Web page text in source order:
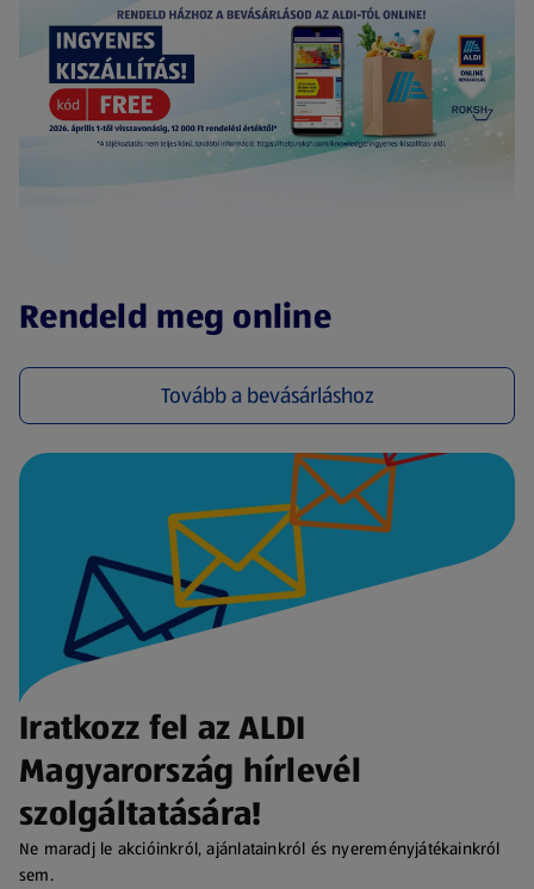
Rendeld meg online
Tovább a bevásárláshoz
(új oldalon nyílik meg)
Iratkozz fel az ALDI
Magyarország hírlevél
szolgáltatására!
Ne maradj le akcióinkról, ajánlatainkról és nyereményjátékainkról
sem.